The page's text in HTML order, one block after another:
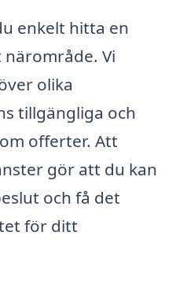
enkelt hitta en
Vi
olika
tillgängliga och
offerter. Att
gör att du kan
och få det
för ditt